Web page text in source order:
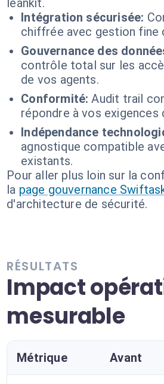
leankit.
Intégration sécurisée:
chiffrée avec gestion fine
Gouvernance des
contrôle total sur les
de vos agents.
Conformité: Audit trail
répondre à vos
Indépendance
agnostique compatible
existants.
Pour aller plus loin sur la
la page gouvernance
d'architecture de sécurité.
RÉSULTATS
Impact
mesurable
Métrique Avant